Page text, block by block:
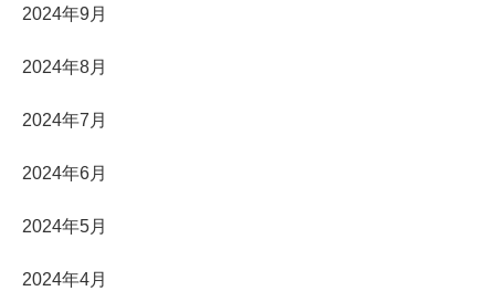
2024年9月
2024年8月
2024年7月
2024年6月
2024年5月
2024年4月